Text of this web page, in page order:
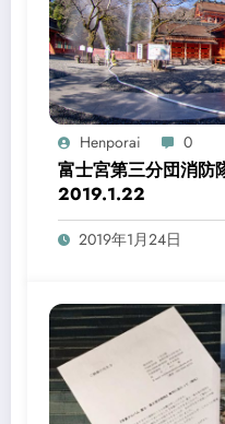
Henporai 0
富士宮第三分団消
2019.1.22
2019年1月24日